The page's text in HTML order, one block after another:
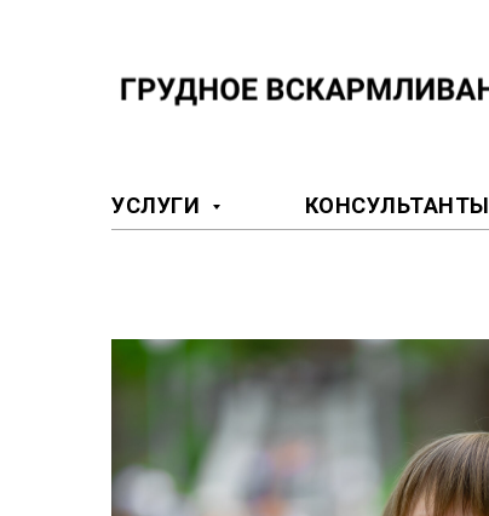
УСЛУГИ КОНСУЛЬТАНТЫ